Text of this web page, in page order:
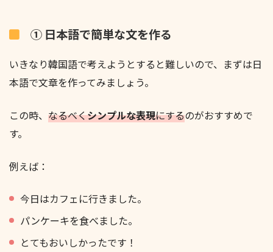
① 日本語で簡単な文を作る
いきなり韓国語で考えようとすると難しいので、まずは日
本語で文章を作ってみましょう。
この時、 なるべくシンプルな表現にするのがおすすめで
す。
例えば：
今日はカフェに行きました。
パンケーキを食べました。
とてもおいしかったです！